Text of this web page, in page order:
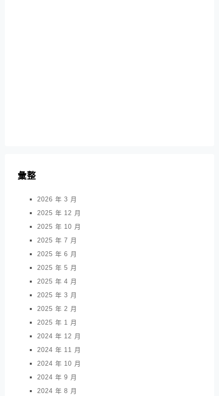
彙整
2026 年 3 月
2025 年 12 月
2025 年 10 月
2025 年 7 月
2025 年 6 月
2025 年 5 月
2025 年 4 月
2025 年 3 月
2025 年 2 月
2025 年 1 月
2024 年 12 月
2024 年 11 月
2024 年 10 月
2024 年 9 月
2024 年 8 月